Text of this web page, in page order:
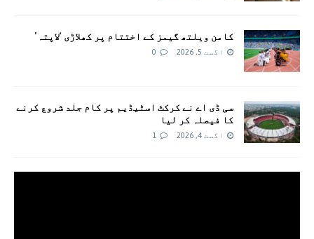
کامن ویلتھ گیمز کے اختتام پر کھلاڑی ‘لاپتہ’
اگست 5, 2026 0
سی ڈی اے نے کرکٹ اسٹیڈیم پر کام جلد شروع کرنے
کا فیصلہ کر لیا
اگست 4, 2026 1